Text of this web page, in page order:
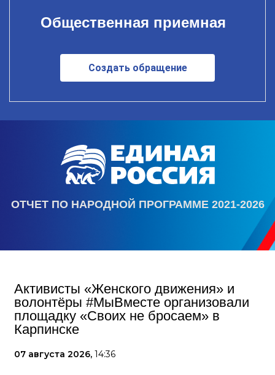
Общественная приемная
Создать обращение
ОТЧЕТ ПО НАРОДНОЙ ПРОГРАММЕ 2021-2026
Активисты «Женского движения» и
волонтёры #МыВместе организовали
площадку «Своих не бросаем» в
Карпинске
07 августа 2026, 14:36